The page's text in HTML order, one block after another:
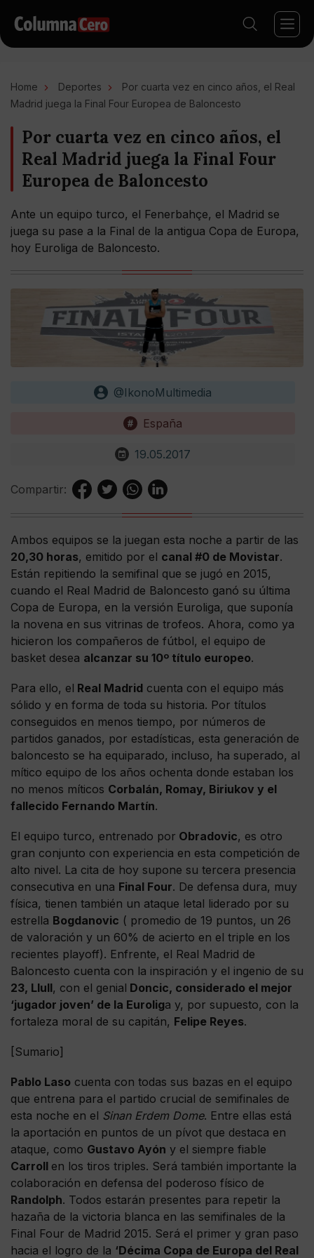
Home Deportes
Por cuarta vez en cinco años, el Real
Madrid juega la Final Four Europea de Baloncesto
Por cuarta vez en cinco años, el
Real Madrid juega la Final Four
Europea de Baloncesto
Ante un equipo turco, el Fenerbahçe, el Madrid se
juega su pase a la Final de la antigua Copa de Europa,
hoy Euroliga de Baloncesto.
@IkonoMultimedia
España
19.05.2017
Compartir:
Ambos equipos se la juegan esta noche a partir de las
20,30 horas, emitido por el canal #0 de Movistar.
Están repitiendo la semifinal que se jugó en 2015,
cuando el Real Madrid de Baloncesto ganó su última
Copa de Europa, en la versión Euroliga, que suponía
la novena en sus vitrinas de trofeos. Ahora, como ya
hicieron los compañeros de fútbol, el equipo de
basket desea alcanzar su 10º título europeo.
Para ello, el Real Madrid cuenta con el equipo más
sólido y en forma de toda su historia. Por títulos
conseguidos en menos tiempo, por números de
partidos ganados, por estadísticas, esta generación de
baloncesto se ha equiparado, incluso, ha superado, al
mítico equipo de los años ochenta donde estaban los
no menos míticos Corbalán, Romay, Biriukov y el
fallecido Fernando Martín.
El equipo turco, entrenado por Obradovic, es otro
gran conjunto con experiencia en esta competición de
alto nivel. La cita de hoy supone su tercera presencia
consecutiva en una Final Four. De defensa dura, muy
física, tienen también un ataque letal liderado por su
estrella Bogdanovic ( promedio de 19 puntos, un 26
de valoración y un 60% de acierto en el triple en los
recientes playoff). Enfrente, el Real Madrid de
Baloncesto cuenta con la inspiración y el ingenio de su
23, Llull, con el genial Doncic, considerado el mejor
‘jugador joven’ de la Euroliga y, por supuesto, con la
fortaleza moral de su capitán, Felipe Reyes.
[Sumario]
Pablo Laso cuenta con todas sus bazas en el equipo
que entrena para el partido crucial de semifinales de
esta noche en el Sinan Erdem Dome. Entre ellas está
la aportación en puntos de un pívot que destaca en
ataque, como Gustavo Ayón y el siempre fiable
Carroll en los tiros triples. Será también importante la
colaboración en defensa del poderoso físico de
Randolph. Todos estarán presentes para repetir la
hazaña de la victoria blanca en las semifinales de la
Final Four de Madrid 2015. Será el primer y gran paso
hacia el logro de la ‘Décima Copa de Europa del Real